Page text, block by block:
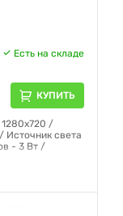
Есть на складе
КУПИТЬ
/
Источник света
- 3 Вт /